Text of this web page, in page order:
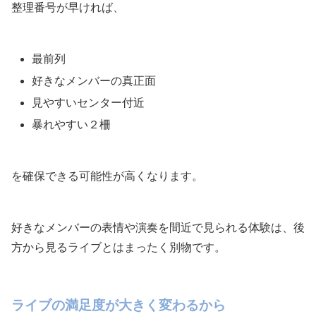
整理番号が早ければ、
最前列
好きなメンバーの真正面
見やすいセンター付近
暴れやすい２柵
を確保できる可能性が高くなります。
好きなメンバーの表情や演奏を間近で見られる体験は、後
方から見るライブとはまったく別物です。
ライブの満足度が大きく変わるから